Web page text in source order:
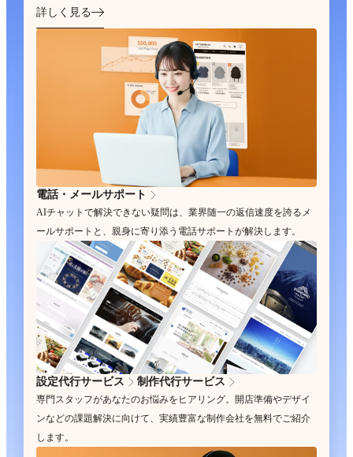
詳しく見る
電話・メールサポート
AIチャットで解決できない疑問は、業界随一の返信速度を誇るメ
ールサポートと、親身に寄り添う電話サポートが解決します。
設定代行サービス 制作代行サービス
専門スタッフがあなたのお悩みをヒアリング。開店準備やデザイ
ンなどの課題解決に向けて、実績豊富な制作会社を無料でご紹介
します。